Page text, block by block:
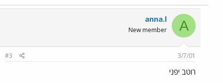
A
anna.l
New member
3/7/01
#3
רוטב יפני